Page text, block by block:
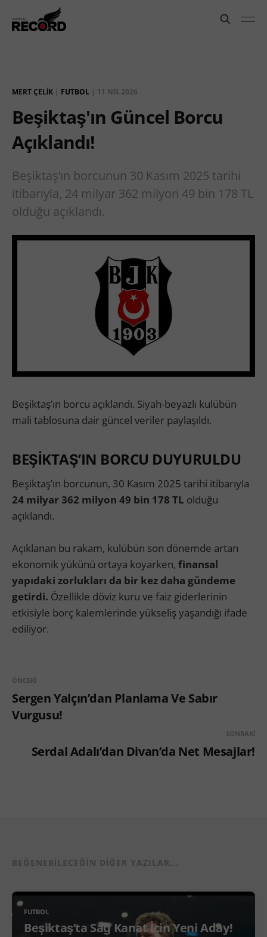
MERT ÇELIK | FUTBOL | 11 NIS 2026
Beşiktaş'ın Güncel Borcu
Açıklandı!
Beşiktaş’ın borcunun 30 Kasım 2025 tarihi
itibarıyla, 24 milyar 362 milyon 49 bin 178 TL
olduğu açıklandı.
Beşiktaş’ın borcu açıklandı. Siyah-beyazlı kulübün
mali tablosuna dair güncel veriler paylaşıldı.
BEŞİKTAŞ’IN BORCU DUYURULDU
Beşiktaş’ın borcunun, 30 Kasım 2025 tarihi itibarıyla
24 milyar 362 milyon 49 bin 178 TL olduğu
açıklandı.
Açıklanan bu rakam, kulübün son dönemde artan
ekonomik yükünü ortaya koyarken, finansal
yapıdaki zorlukları da bir kez daha gündeme
getirdi. Özellikle döviz kuru ve faiz giderlerinin
etkisiyle borç kalemlerinde yükseliş yaşandığı ifade
ediliyor.
ÖNCEKI
Sergen Yalçın’dan Planlama Ve Sabır
Vurgusu!
SONRAKI
Serdal Adalı’dan Divan’da Net Mesajlar!
BEĞENEBILECEĞIN DIĞER YAZILAR...
FUTBOL
Beşiktaş’ta Sağ Kanat İçin Yeni Aday!